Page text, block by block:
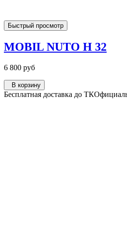
Быстрый просмотр
MOBIL NUTO H 32
6 800 руб
В корзину
Бесплатная доставка до ТК